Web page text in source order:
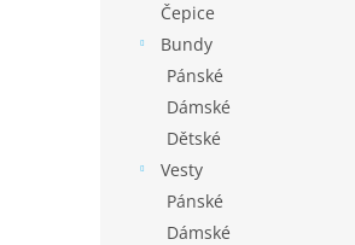
Čepice
Bundy
Pánské
Dámské
Dětské
Vesty
Pánské
Dámské